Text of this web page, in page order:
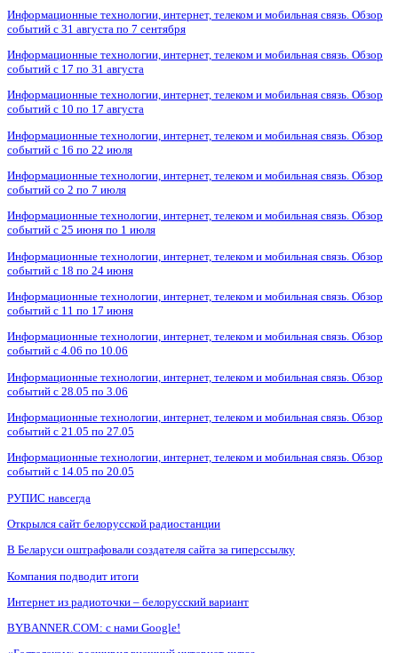
Информационные технологии, интернет, телеком и мобильная связь. Обзор
событий с 31 августа по 7 сентября
Информационные технологии, интернет, телеком и мобильная связь. Обзор
событий с 17 по 31 августа
Информационные технологии, интернет, телеком и мобильная связь. Обзор
событий с 10 по 17 августа
Информационные технологии, интернет, телеком и мобильная связь. Обзор
событий с 16 по 22 июля
Информационные технологии, интернет, телеком и мобильная связь. Обзор
событий со 2 по 7 июля
Информационные технологии, интернет, телеком и мобильная связь. Обзор
событий с 25 июня по 1 июля
Информационные технологии, интернет, телеком и мобильная связь. Обзор
событий с 18 по 24 июня
Информационные технологии, интернет, телеком и мобильная связь. Обзор
событий с 11 по 17 июня
Информационные технологии, интернет, телеком и мобильная связь. Обзор
событий с 4.06 по 10.06
Информационные технологии, интернет, телеком и мобильная связь. Обзор
событий с 28.05 по 3.06
Информационные технологии, интернет, телеком и мобильная связь. Обзор
событий с 21.05 по 27.05
Информационные технологии, интернет, телеком и мобильная связь. Обзор
событий с 14.05 по 20.05
РУПИС навсегда
Открылся сайт белорусской радиостанции
В Беларуси оштрафовали создателя сайта за гиперссылку
Компания подводит итоги
Интернет из радиоточки – белорусский вариант
BYBANNER.COM: c нами Google!